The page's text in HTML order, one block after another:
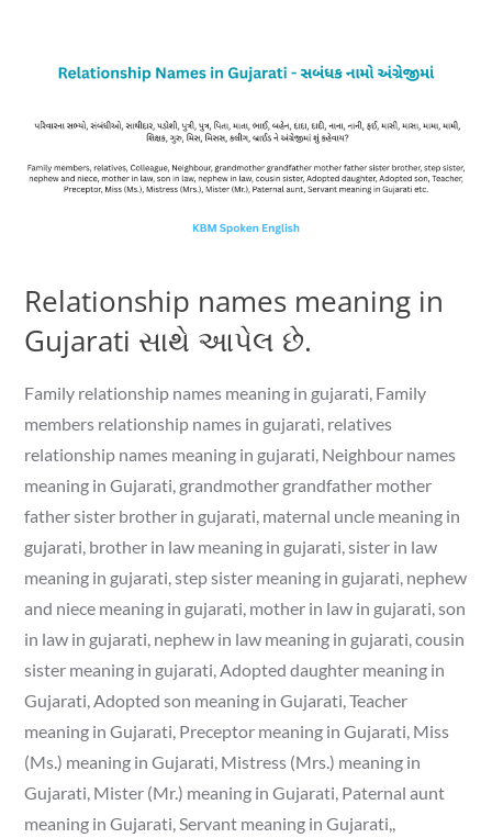
Relationship names meaning in
Gujarati સાથે આપેલ છે.
Family relationship names meaning in gujarati, Family
members relationship names in gujarati, relatives
relationship names meaning in gujarati, Neighbour names
meaning in Gujarati, grandmother grandfather mother
father sister brother in gujarati, maternal uncle meaning in
gujarati, brother in law meaning in gujarati, sister in law
meaning in gujarati, step sister meaning in gujarati, nephew
and niece meaning in gujarati, mother in law in gujarati, son
in law in gujarati, nephew in law meaning in gujarati, cousin
sister meaning in gujarati, Adopted daughter meaning in
Gujarati, Adopted son meaning in Gujarati, Teacher
meaning in Gujarati, Preceptor meaning in Gujarati, Miss
(Ms.) meaning in Gujarati, Mistress (Mrs.) meaning in
Gujarati, Mister (Mr.) meaning in Gujarati, Paternal aunt
meaning in Gujarati, Servant meaning in Gujarati,,